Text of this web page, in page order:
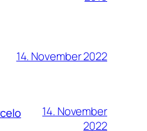
14. November 2022
14. November
2022